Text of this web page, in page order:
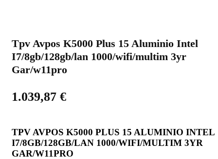
Tpv Avpos K5000 Plus 15 Aluminio Intel
I7/8gb/128gb/lan 1000/wifi/multim 3yr
Gar/w11pro
1.039,87 €
TPV AVPOS K5000 PLUS 15 ALUMINIO INTEL
I7/8GB/128GB/LAN 1000/WIFI/MULTIM 3YR
GAR/W11PRO